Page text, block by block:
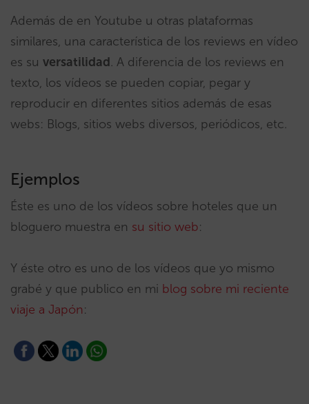
Además de en Youtube u otras plataformas
similares, una característica de los reviews en vídeo
es su versatilidad. A diferencia de los reviews en
texto, los vídeos se pueden copiar, pegar y
reproducir en diferentes sitios además de esas
webs: Blogs, sitios webs diversos, periódicos, etc.
Ejemplos
Éste es uno de los vídeos sobre hoteles que un
bloguero muestra en su sitio web:
Y éste otro es uno de los vídeos que yo mismo
grabé y que publico en mi blog sobre mi reciente
viaje a Japón: